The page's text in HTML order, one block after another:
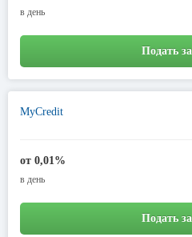
в день
Подать
MyCredit
от 0,01%
в день
Подать